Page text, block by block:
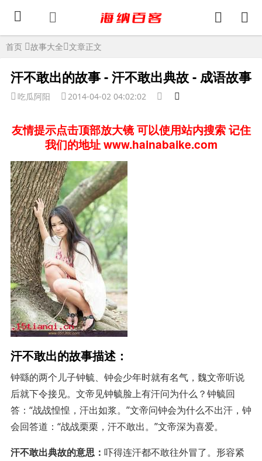
首页 故事大全 文章正文
汗不敢出的故事 - 汗不敢出典故 - 成语故事
吃瓜阿阳 2014-04-02 04:02:02
友情提示点击顶部放大镜 可以使用站内搜索 记住
我们的地址 www.hainabaike.com
汗不敢出的故事描述：
钟繇的两个儿子钟毓、钟会少年时就有名气，魏文帝听说
后就下令接见。文帝见钟毓脸上有汗问为什么？钟毓回
答：“战战惶惶，汗出如浆。”文帝问钟会为什么不出汗，钟
会回答道：“战战栗栗，汗不敢出。”文帝深为喜爱。
汗不敢出典故的意思： 吓得连汗都不敢往外冒了。形容紧